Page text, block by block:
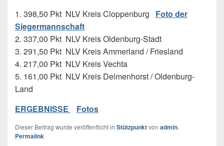
1. 398,50 Pkt NLV Kreis Cloppenburg Foto der
Siegermannschaft
2. 337,00 Pkt NLV Kreis Oldenburg-Stadt
3. 291,50 Pkt NLV Kreis Ammerland / Friesland
4. 217,00 Pkt NLV Kreis Vechta
5. 161,00 Pkt NLV Kreis Delmenhorst / Oldenburg-
Land
ERGEBNISSE
Fotos
Dieser Beitrag wurde veröffentlicht in Stützpunktvon admin.
Permalink